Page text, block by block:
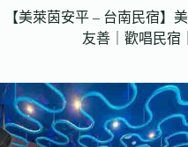
【美萊茵安平 – 台南民宿】
友善｜歡唱民宿